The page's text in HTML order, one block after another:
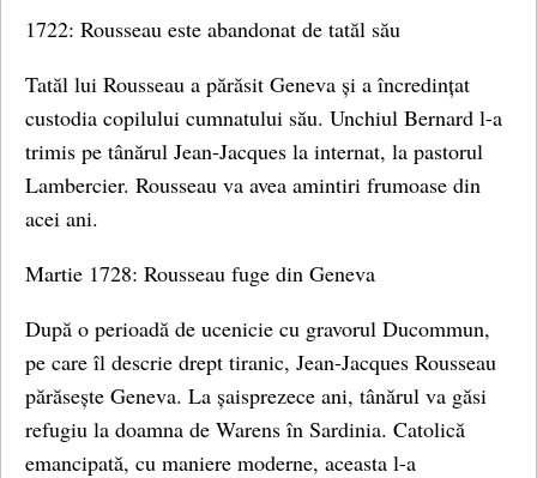
1722: Rousseau este abandonat de tatăl său
Tatăl lui Rousseau a părăsit Geneva și a încredințat
custodia copilului cumnatului său. Unchiul Bernard l-a
trimis pe tânărul Jean-Jacques la internat, la pastorul
Lambercier. Rousseau va avea amintiri frumoase din
acei ani.
Martie 1728: Rousseau fuge din Geneva
După o perioadă de ucenicie cu gravorul Ducommun,
pe care îl descrie drept tiranic, Jean-Jacques Rousseau
părăsește Geneva. La șaisprezece ani, tânărul va găsi
refugiu la doamna de Warens în Sardinia. Catolică
emancipată, cu maniere moderne, aceasta l-a